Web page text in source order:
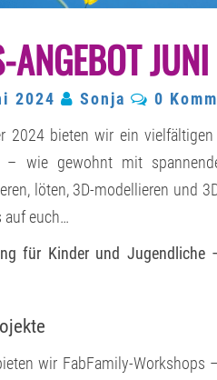
ANGEBOT
2024 Sonja 0
2024 bieten wir ein
wie gewohnt mit
löten, 3D-modellieren und
auf euch…
für Kinder und
wir FabFamily-